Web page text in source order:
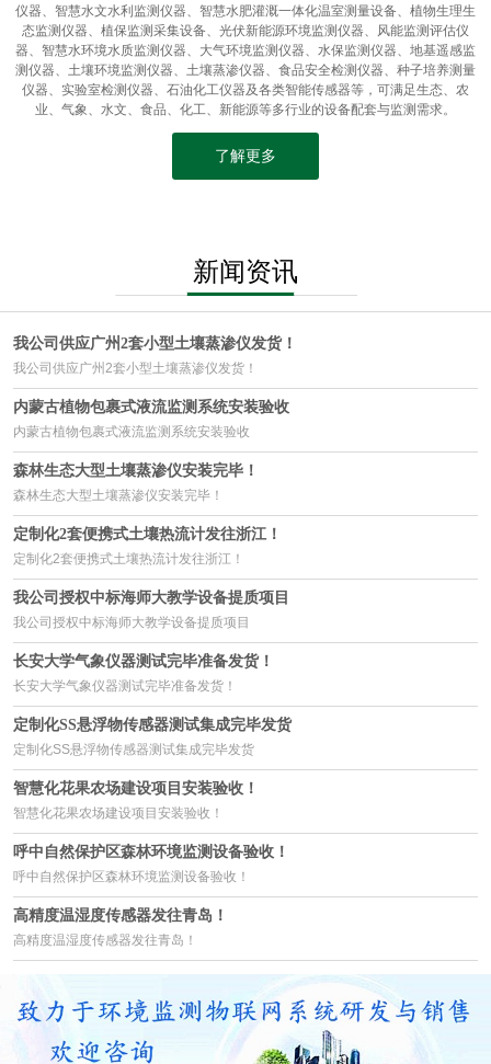
仪器、智慧水文水利监测仪器、智慧水肥灌溉一体化温室测量设备、植物生理生
态监测仪器、植保监测采集设备、光伏新能源环境监测仪器、风能监测评估仪
器、智慧水环境水质监测仪器、大气环境监测仪器、水保监测仪器、地基遥感监
测仪器、土壤环境监测仪器、土壤蒸渗仪器、食品安全检测仪器、种子培养测量
仪器、实验室检测仪器、石油化工仪器及各类智能传感器等，可满足生态、农
业、气象、水文、食品、化工、新能源等多行业的设备配套与监测需求。
了解更多
新闻资讯
我公司供应广州2套小型土壤蒸渗仪发货！
我公司供应广州2套小型土壤蒸渗仪发货！
内蒙古植物包裹式液流监测系统安装验收
内蒙古植物包裹式液流监测系统安装验收
森林生态大型土壤蒸渗仪安装完毕！
森林生态大型土壤蒸渗仪安装完毕！
定制化2套便携式土壤热流计发往浙江！
定制化2套便携式土壤热流计发往浙江！
我公司授权中标海师大教学设备提质项目
我公司授权中标海师大教学设备提质项目
长安大学气象仪器测试完毕准备发货！
长安大学气象仪器测试完毕准备发货！
定制化SS悬浮物传感器测试集成完毕发货
定制化SS悬浮物传感器测试集成完毕发货
智慧化花果农场建设项目安装验收！
智慧化花果农场建设项目安装验收！
呼中自然保护区森林环境监测设备验收！
呼中自然保护区森林环境监测设备验收！
高精度温湿度传感器发往青岛！
高精度温湿度传感器发往青岛！